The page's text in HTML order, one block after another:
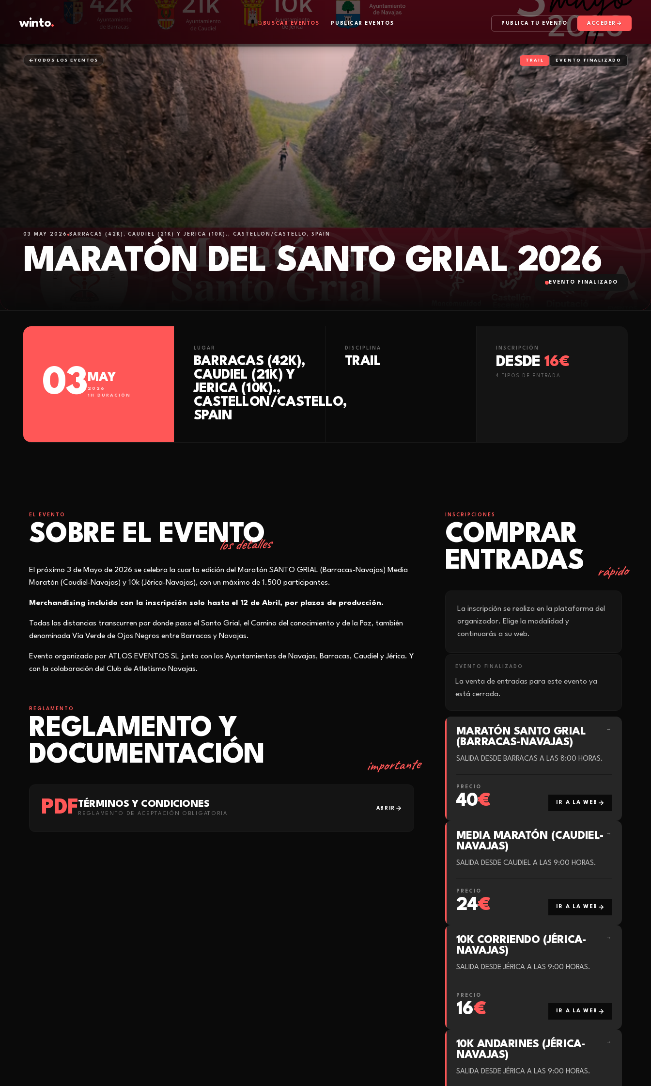
winto. BUSCAR EVENTOS PUBLICAR EVENTOS PUBLICA TU EVENTO ACCEDER
TODOS LOS EVENTOS TRAIL EVENTO FINALIZADO
03 MAY 2026 BARRACAS (42K), CAUDIEL (21K) Y JERICA (10K)., CASTELLON/CASTELLO, SPAIN
MARATÓN DEL SANTO GRIAL 2026
EVENTO FINALIZADO
03 MAY
2026
1 H DURACIÓN
LUGAR
BARRACAS (42K),
CAUDIEL (21K) Y
JERICA (10K).,
CASTELLON/CASTELLO,
SPAIN
DISCIPLINA
TRAIL
INSCRIPCIÓN
DESDE 16€
4 TIPO S DE ENTRADA
EL EVENTO
SOBRE EL EVENTO
los detalles
El próximo 3 de Mayo de 2026 se celebra la cuarta edición del Maratón SANTO GRIAL (Barracas-Navajas) Media
Maratón (Caudiel-Navajas) y 10k (Jérica-Navajas), con un máximo de 1.500 participantes.
Merchandising incluido con la inscripción solo hasta el 12 de Abril , por plazos de producción.
Todas las distancias transcurren por donde paso el Santo Grial, el Camino del conocimiento y de la Paz, también
denominada Vía Verde de Ojos Negros entre Barracas y Navajas.
Evento organizado por ATLOS EVENTOS SL junto con los Ayuntamientos de Navajas, Barracas, Caudiel y Jérica. Y
con la colaboración del Club de Atletismo Navajas.
REGLAMENTO
REGLAMENTO Y
DOCUMENTACIÓN
importante
PDFTÉRMINOS Y CONDICIONES
REGLAMENTO DE ACEPTACIÓN OBLIGATORIA
ABRIR
INSCRIPCIONES
COMPRAR
ENTRADAS
rápido
La inscripción se realiza en la plataforma del
organizador. Elige la modalidad y
continuarás a su web.
EVENTO FINALIZADO
La venta de entradas para este evento ya
está cerrada.
MARATÓN SANTO GRIAL
(BARRACAS-NAVAJAS)
→
SALIDA DESDE BARRACAS A LAS 8:00 HORAS.
PRECIO
40€ IR A LA WEB
MEDIA MARATÓN (CAUDIEL-
NAVAJAS)
→
SALIDA DESDE CAUDIEL A LAS 9:00 HORAS.
PRECIO
24€ IR A LA WEB
10K CORRIENDO (JÉRICA-
NAVAJAS)
→
SALIDA DESDE JÉRICA A LAS 9:00 HORAS.
PRECIO
16€ IR A LA WEB
10K ANDARINES (JÉRICA-
NAVAJAS)
→
SALIDA DESDE JÉRICA A LAS 9:00 HORAS.